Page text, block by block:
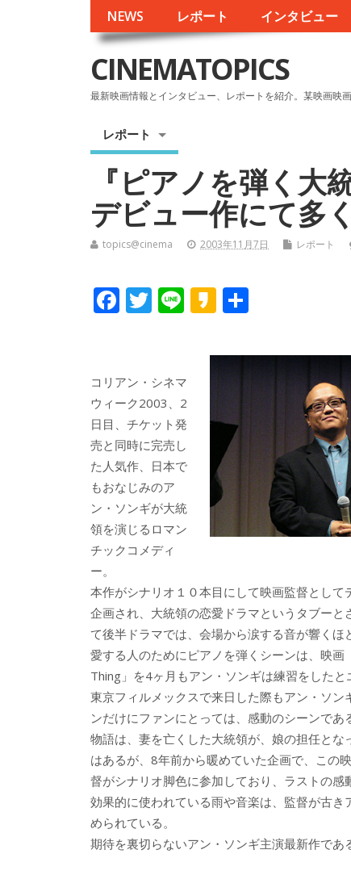
NEWS レポート インタビュー
CINEMATOPICS
最新映画情報とインタビュー、レポートを紹介。某映画映
レポート
『ピアノを弾く大
デビュー作にて多
topics@cinema 2003年11月7日 レポート
F
b
o
o
k
T
er
Li K
k
a
o
コリアン・シネマ
ウィーク2003、2
日目、チケット発
売と同時に完売し
た人気作、日本で
もおなじみのア
ン・ソンギが大統
領を演じるロマン
チックコメディ
ー。
本作がシナリオ１０本目にして映画監督とし
企画され、大統領の恋愛ドラマというタブー
て後半ドラマでは、会場から涙する音が響くほ
愛する人のためにピアノを弾くシーンは、
Thing」を4ヶ月もアン・ソンギは練習をしたと
東京フィルメックスで来日した際もアン・ソ
ンだけにファンにとっては、感動のシーンであ
物語は、妻を亡くした大統領が、娘の担任と
はあるが、8年前から暖めていた企画で、この
督がシナリオ脚色に参加しており、ラストの感
効果的に使われている雨や音楽は、監督が古
められている。
期待を裏切らないアン・ソンギ主演最新作であ